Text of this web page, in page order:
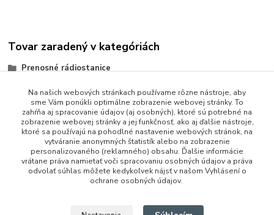
Tovar zaradený v kategóriách
Prenosné rádiostanice
+421 948 229 224
Na našich webových stránkach používame rôzne nástroje, aby
sme Vám ponúkli optimálne zobrazenie webovej stránky. To
zahŕňa aj spracovanie údajov (aj osobných), ktoré sú potrebné na
zobrazenie webovej stránky a jej funkčnosť, ako aj ďalšie nástroje,
ktoré sa používajú na pohodlné nastavenie webových stránok, na
vytváranie anonymných štatistík alebo na zobrazenie
personalizovaného (reklamného) obsahu. Ďalšie informácie
vrátane práva namietať voči spracovaniu osobných údajov a práva
odvolať súhlas môžete kedykoľvek nájsť v našom Vyhlásení o
ochrane osobných údajov.